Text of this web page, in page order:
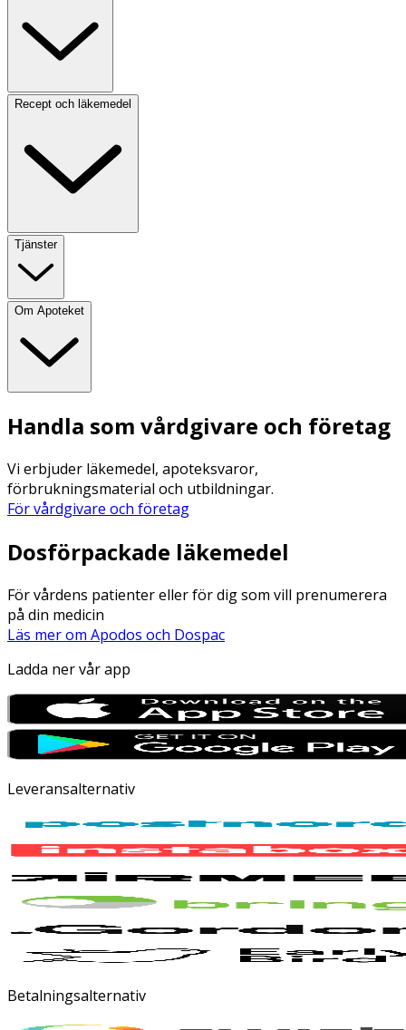
Recept och läkemedel
Tjänster
Om Apoteket
Handla som vårdgivare och företag
Vi erbjuder läkemedel, apoteksvaror,
förbrukningsmaterial och utbildningar.
För vårdgivare och företag
Dosförpackade läkemedel
För vårdens patienter eller för dig som vill prenumerera
på din medicin
Läs mer om Apodos och Dospac
Ladda ner vår app
Leveransalternativ
Betalningsalternativ